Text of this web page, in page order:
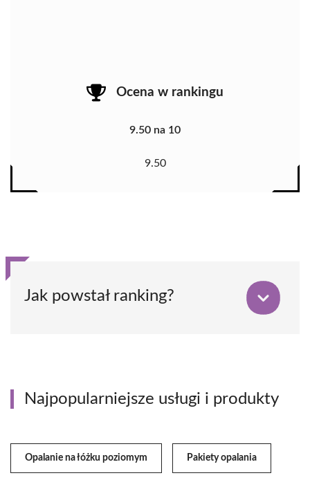
Ocena w rankingu
9.50 na 10
9.50
Jak powstał ranking?
Najpopularniejsze usługi i produkty
Opalanie na łóżku poziomym Pakiety opalania